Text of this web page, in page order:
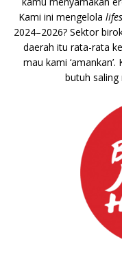
Kami ini mengelola
2024–2026? Sektor
daerah itu rata-rata
mau kami
butuh